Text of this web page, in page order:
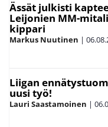
Ässät julkisti
Leijonien MM-
kippari
Markus Nuutinen |
Liigan
uusi työ!
Lauri Saastamoinen |